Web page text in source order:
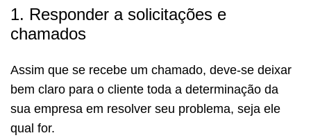
1. Responder a solicitações e
chamados
Assim que se recebe um chamado, deve-se deixar
bem claro para o cliente toda a determinação da
sua empresa em resolver seu problema, seja ele
qual for.